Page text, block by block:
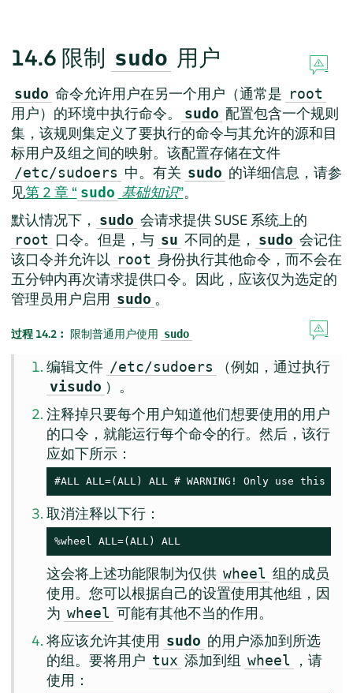
14.6 限制 sudo 用户
sudo 命令允许用户在另一个用户（通常是 root
用户）的环境中执行命令。 sudo 配置包含一个规则
集，该规则集定义了要执行的命令与其允许的源和目
标用户及组之间的映射。该配置存储在文件
/etc/sudoers 中。 有关 sudo 的详细信息，请参
见第 2 章 “ sudo 基础知识”。
默认情况下， sudo 会请求提供 SUSE 系统上的
root 口令。但是，与 su 不同的是， sudo 会记住
该口令并允许以 root 身份执行其他命令，而不会在
五分钟内再次请求提供口令。因此，应该仅为选定的
管理员用户启用 sudo 。
过程 14.2︰ 限制普通用户使用 sudo
编辑文件 /etc/sudoers （例如，通过执行
visudo ）。
注释掉只要每个用户知道他们想要使用的用户
的口令，就能运行每个命令的行。然后，该行
应如下所示：
#ALL ALL=(ALL) ALL # WARNING! Only use
取消注释以下行：
%wheel ALL=(ALL) ALL
这会将上述功能限制为仅供 wheel 组的成员
使用。您可以根据自己的设置使用其他组，因
为 wheel 可能有其他不当的作用。
将应该允许其使用 sudo 的用户添加到所选
的组。要将用户 tux 添加到组 wheel
，请
使用：